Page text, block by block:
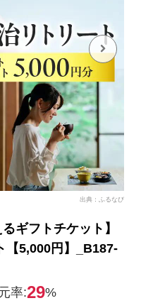
出典：ふるなび
ギフトチケット】
【5,000円】_B187-
率:29%